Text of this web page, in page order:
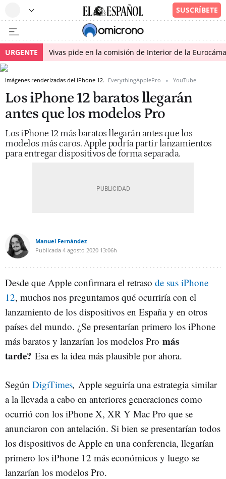
URGENTE Vivas pide en la comisión de Interior de la
Imágenes renderizadas del iPhone 12. EverythingApplePro YouTube
Los iPhone 12 baratos llegarán
antes que los modelos Pro
Los iPhone 12 más baratos llegarán antes que los
modelos más caros. Apple podría partir lanzamientos
para entregar dispositivos de forma separada.
Manuel Fernández
Publicada 4 agosto 2020 13:06h
Desde que Apple confirmara el retraso de sus iPhone
12, muchos nos preguntamos qué ocurriría con el
lanzamiento de los dispositivos en España y en otros
países del mundo. ¿Se presentarían primero los iPhone
más baratos y lanzarían los modelos Pro más
tarde? Esa es la idea más plausible por ahora.
Según DigiTimes, Apple seguiría una estrategia similar
a la llevada a cabo en anteriores generaciones como
ocurrió con los iPhone X, XR Y Mac Pro que se
anunciaron con antelación. Si bien se presentarían todos
los dispositivos de Apple en una conferencia, llegarían
primero los iPhone 12 más económicos y luego se
lanzarían los modelos Pro.